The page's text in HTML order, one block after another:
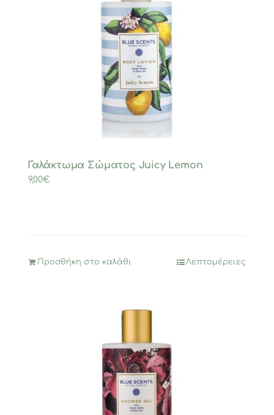
Γαλάκτωμα Σώματος Juicy Lemon
9,00€
Προσθήκη στο καλάθι Λεπτομέρειες